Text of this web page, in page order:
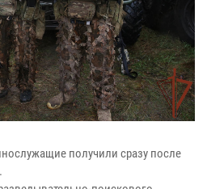
получили сразу после